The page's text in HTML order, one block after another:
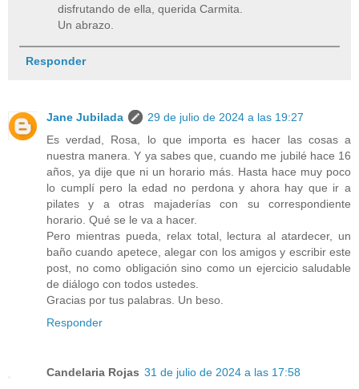
disfrutando de ella, querida Carmita.
Un abrazo.
Responder
Jane Jubilada
29 de julio de 2024 a las 19:27
Es verdad, Rosa, lo que importa es hacer las cosas a
nuestra manera. Y ya sabes que, cuando me jubilé hace 16
años, ya dije que ni un horario más. Hasta hace muy poco
lo cumplí pero la edad no perdona y ahora hay que ir a
pilates y a otras majaderías con su correspondiente
horario. Qué se le va a hacer.
Pero mientras pueda, relax total, lectura al atardecer, un
baño cuando apetece, alegar con los amigos y escribir este
post, no como obligación sino como un ejercicio saludable
de diálogo con todos ustedes.
Gracias por tus palabras. Un beso.
Responder
Candelaria Rojas 31 de julio de 2024 a las 17:58